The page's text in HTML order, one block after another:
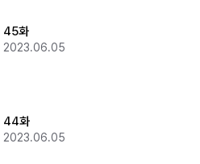
45화
2023.06.05
44화
2023.06.05